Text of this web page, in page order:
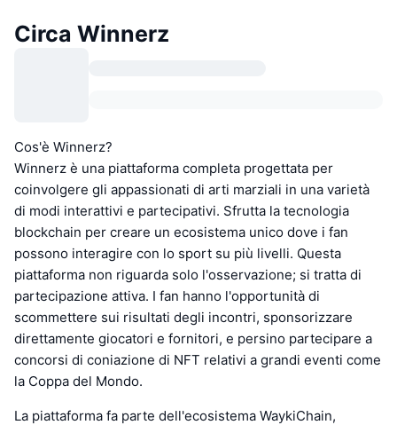
Circa Winnerz
Cos'è Winnerz?
Winnerz è una piattaforma completa progettata per
coinvolgere gli appassionati di arti marziali in una varietà
di modi interattivi e partecipativi. Sfrutta la tecnologia
blockchain per creare un ecosistema unico dove i fan
possono interagire con lo sport su più livelli. Questa
piattaforma non riguarda solo l'osservazione; si tratta di
partecipazione attiva. I fan hanno l'opportunità di
scommettere sui risultati degli incontri, sponsorizzare
direttamente giocatori e fornitori, e persino partecipare a
concorsi di coniazione di NFT relativi a grandi eventi come
la Coppa del Mondo.
La piattaforma fa parte dell'ecosistema WaykiChain,